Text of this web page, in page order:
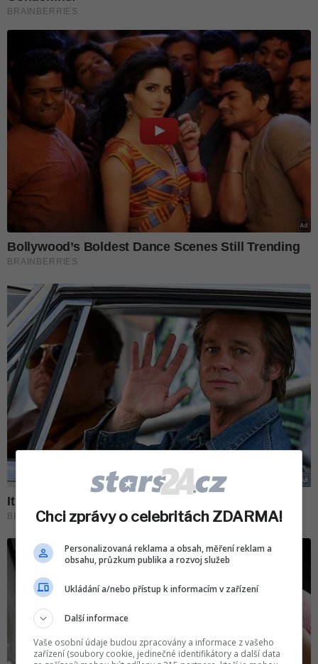
Chci zprávy o celebritách ZDARMA!
Personalizovaná reklama a obsah, měření reklam a
obsahu, průzkum publika a rozvoj služeb
Ukládání a/nebo přístup k informacím v zařízení
Další informace
Vaše osobní údaje budou zpracovány a informace z vašeho
zařízení (soubory cookie, jedinečné identifikátory a další data